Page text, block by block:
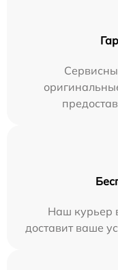
Наш курьер
доставит ваше